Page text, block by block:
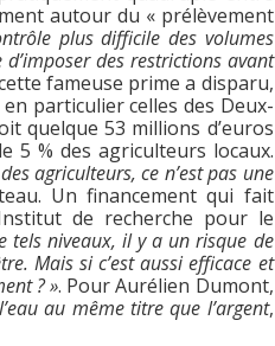
autour du « prélèvement
plus difficile des volumes
des restrictions avant
fameuse prime a disparu,
particulier celles des Deux-
quelque 53 millions d’euros
5 % des agriculteurs locaux.
agriculteurs, ce n’est pas une
Un financement qui fait
de recherche pour le
tels niveaux, il y a un risque de
Mais si c’est aussi efficace et
? ». Pour Aurélien Dumont,
au même titre que l’argent,